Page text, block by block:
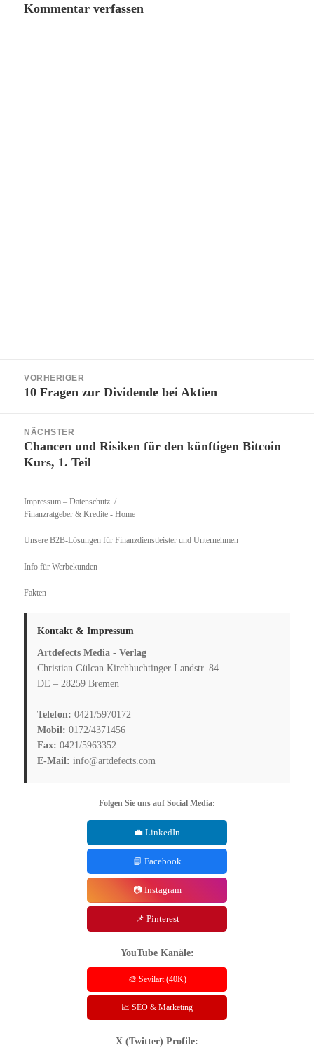
Kommentar verfassen
VORHERIGER
Vorheriger
10 Fragen zur Dividende bei Aktien
NÄCHSTER
Nächster
Beitrag:
Chancen und Risiken für den künftigen Bitcoin
Kurs, 1. Teil
Impressum – Datenschutz
Finanzratgeber & Kredite - Home
Unsere B2B-Lösungen für Finanzdienstleister und Unternehmen
Info für Werbekunden
Fakten
Kontakt & Impressum
Artdefects Media - Verlag
Christian Gülcan Kirchhuchtinger Landstr. 84
DE – 28259 Bremen
Telefon: 0421/5970172
Mobil: 0172/4371456
Fax: 0421/5963352
E-Mail: info@artdefects.com
Folgen Sie uns auf Social Media:
💼 LinkedIn
📘 Facebook
📷 Instagram
📌 Pinterest
YouTube Kanäle:
🎨 Sevilart (40K)
📈 SEO & Marketing
X (Twitter) Profile: